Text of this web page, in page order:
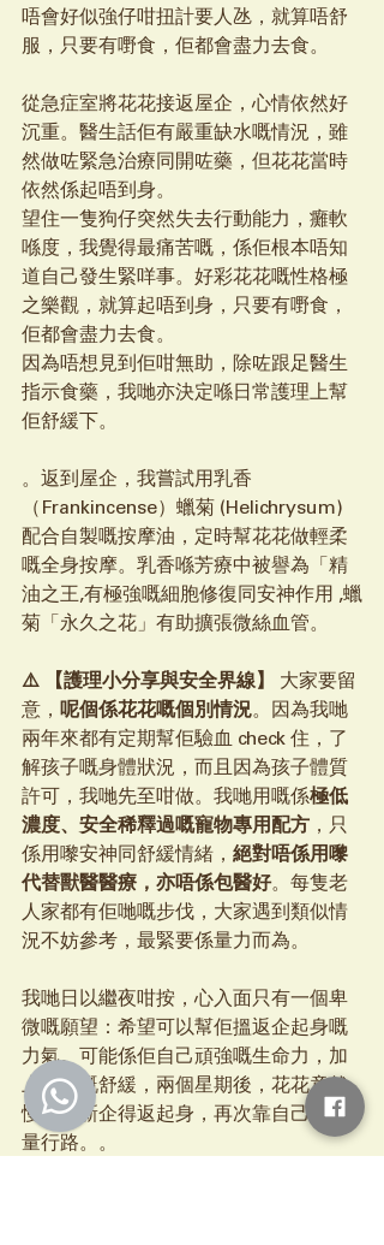
唔會好似強仔咁扭計要人氹，就算唔舒
服，只要有嘢食，佢都會盡力去食。
從急症室將花花接返屋企，心情依然好
沉重。醫生話佢有嚴重缺水嘅情況，雖
然做咗緊急治療同開咗藥，但花花當時
依然係起唔到身。
望住一隻狗仔突然失去行動能力，癱軟
喺度，我覺得最痛苦嘅，係佢根本唔知
道自己發生緊咩事。好彩花花嘅性格極
之樂觀，就算起唔到身，只要有嘢食，
佢都會盡力去食。
因為唔想見到佢咁無助，除咗跟足醫生
指示食藥，我哋亦決定喺日常護理上幫
佢舒緩下。
。返到屋企，我嘗試用乳香
（Frankincense）蠟菊 (Helichrysum)
配合自製嘅按摩油，定時幫花花做輕柔
嘅全身按摩。乳香喺芳療中被譽為「精
油之王,有極強嘅細胞修復同安神作用 ,蠟
菊「永久之花」有助擴張微絲血管。
⚠️ 【護理小分享與安全界線】
大家要留
意， 呢個係花花嘅個別情況。因為我哋
兩年來都有定期幫佢驗血 check 住，了
解孩子嘅身體狀況，而且因為孩子體質
許可，我哋先至咁做。我哋用嘅係極低
濃度、安全稀釋過嘅寵物專用配方 ，只
係用嚟安神同舒緩情緒， 絕對唔係用嚟
代替獸醫醫療，亦唔係包醫好。每隻老
人家都有佢哋嘅步伐，大家遇到類似情
況不妨參考，最緊要係量力而為。
我哋日以繼夜咁按，心入面只有一個卑
微嘅願望：希望可以幫佢搵返企起身嘅
力氣。可能係佢自己頑強嘅生命力，加
上適當嘅舒緩，兩個星期後，花花竟然
慢慢重新企得返起身，再次靠自己嘅力
量行路。。